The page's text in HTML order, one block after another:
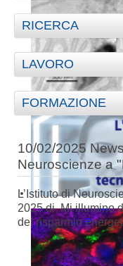
RICERCA
LAVORO
FORMAZIONE
10/02/2025
Neuroscienze a
L’Istituto di
2025 di Mi illumino
del risparmio